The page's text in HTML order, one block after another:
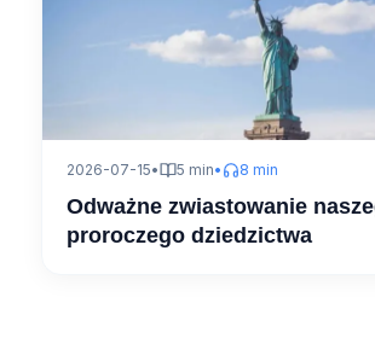
2026-07-15• 5 min• 8 min
Odważne zwiastowanie
proroczego dziedzictwa